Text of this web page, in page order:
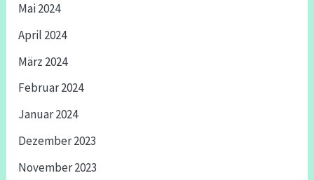
Mai 2024
April 2024
März 2024
Februar 2024
Januar 2024
Dezember 2023
November 2023